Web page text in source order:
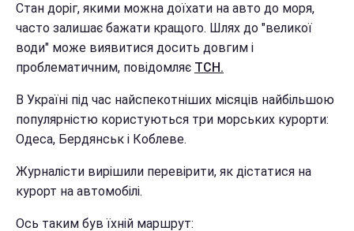
Стан доріг, якими можна доїхати на авто до моря,
часто залишає бажати кращого. Шлях до "великої
води" може виявитися досить довгим і
проблематичним, повідомляє ТСН.
В Україні під час найспекотніших місяців найбільшою
популярністю користуються три морських курорти:
Одеса, Бердянськ і Коблеве.
Журналісти вирішили перевірити, як дістатися на
курорт на автомобілі.
Ось таким був їхній маршрут: